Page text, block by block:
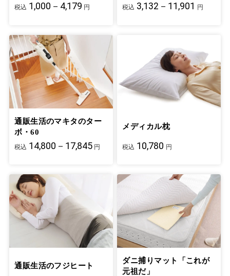
税込 1,000－4,179 円 税込 3,132－11,901 円
通販生活のマキタのター
ボ・60
税込 14,800－17,845 円
メディカル枕
税込 10,780 円
通販生活のフジヒート
ダニ捕りマット「これが
元祖だ」